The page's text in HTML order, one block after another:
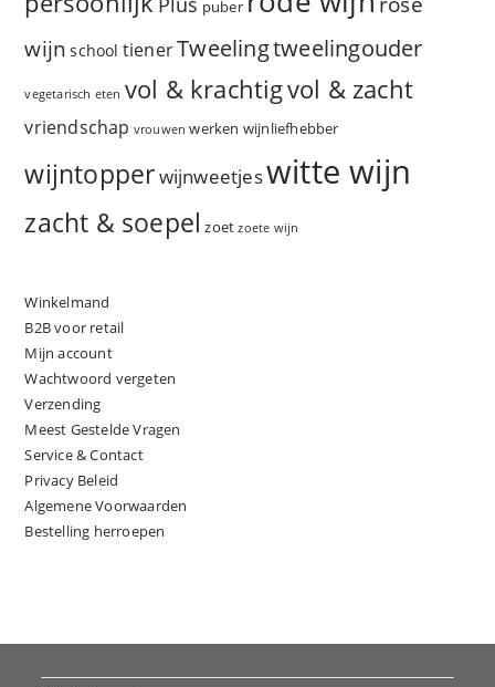
puber
wijn school tienerTweelingtweelingouder
vegetarisch eten vol & krachtigvol & zacht
vriendschap vrouwen werken wijnliefhebber
wijntopperwijnweetjeswitte wijn
zacht & soepel zoet zoete wijn
Winkelmand
B2B voor retail
Mijn account
Wachtwoord vergeten
Verzending
Meest Gestelde Vragen
Service & Contact
Privacy Beleid
Algemene Voorwaarden
Bestelling herroepen